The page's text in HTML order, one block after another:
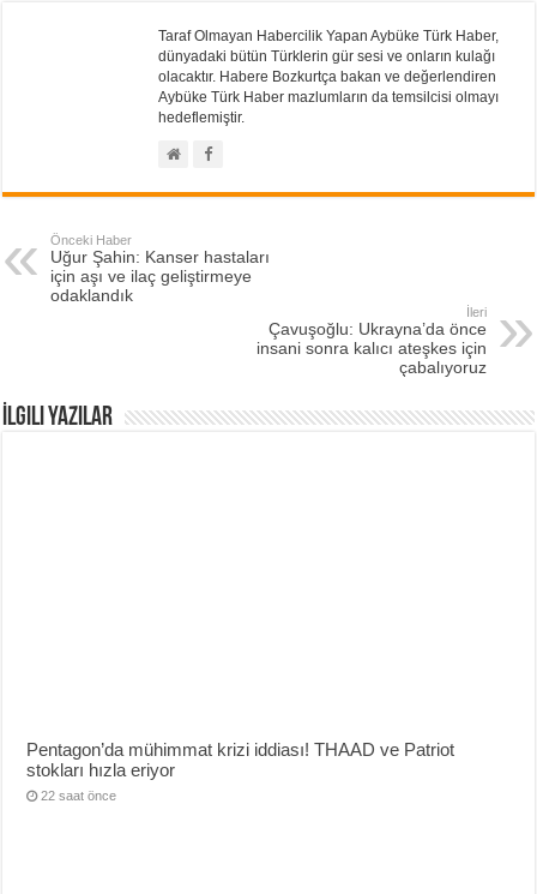
Taraf Olmayan Habercilik Yapan Aybüke Türk Haber,
dünyadaki bütün Türklerin gür sesi ve onların kulağı
olacaktır. Habere Bozkurtça bakan ve değerlendiren
Aybüke Türk Haber mazlumların da temsilcisi olmayı
hedeflemiştir.
Önceki Haber
Uğur Şahin: Kanser hastaları
için aşı ve ilaç geliştirmeye
odaklandık
İleri
Çavuşoğlu: Ukrayna’da önce
insani sonra kalıcı ateşkes için
çabalıyoruz
İlgili Yazılar
Pentagon’da mühimmat krizi iddiası! THAAD ve Patriot
stokları hızla eriyor
22 saat önce